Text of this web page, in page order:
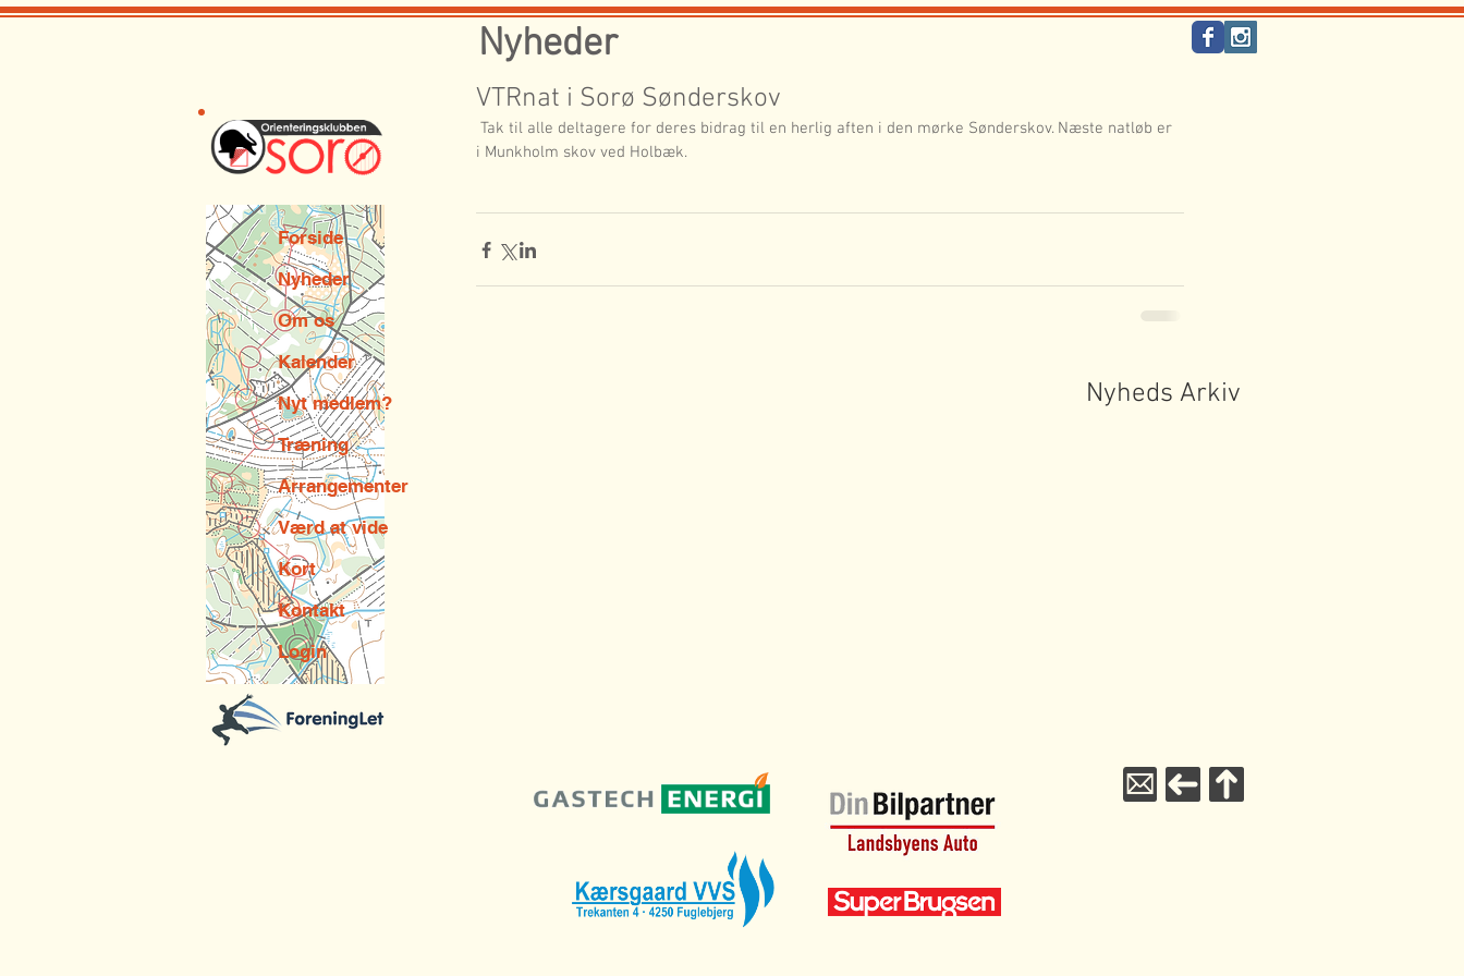
Nyheder
VTRnat i Sorø Sønderskov
i Munkholm skov ved Holbæk.
Nyheds Arkiv
Forside
Nyheder
Om os
Kalender
Nyt medlem?
Træning
Arrangementer
Værd at vide
Kort
Kontakt
Login